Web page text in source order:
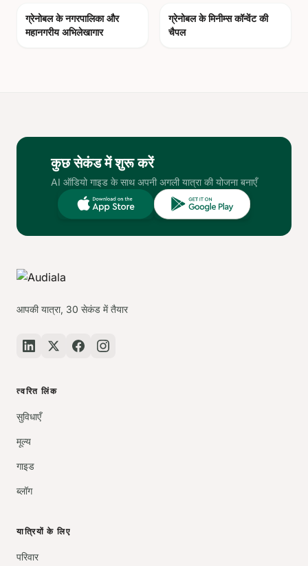
ग्रेनोबल के नगरपालिका और
महानगरीय अभिलेखागार
ग्रेनोबल के मिनीम्स कॉन्वेंट की
चैपल
कुछ सेकंड में शुरू करें
AI ऑडियो गाइड के साथ अपनी अगली यात्रा की योजना बनाएँ
आपकी यात्रा, 30 सेकंड में तैयार
त्वरित लिंक
सुविधाएँ
मूल्य
गाइड
ब्लॉग
यात्रियों के लिए
परिवार